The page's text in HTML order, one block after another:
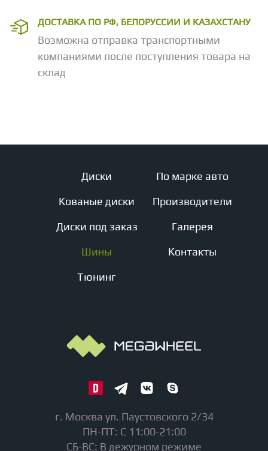
ДОСТАВКА ПО РФ, БЕЛОРУССИИ И КАЗАХСТАНУ
Возможна отправка транспортными
компаниями после поступления товара на
склад
Диски
Кованые диски
Диски под заказ
Шины
Тюнинг
По марке авто
Производители
Галерея
Контакты
г. Москва ул. Паустовского 2/34
ПН-ПТ: С 11:00-21:00
СБ-ВС: В дежурном режиме